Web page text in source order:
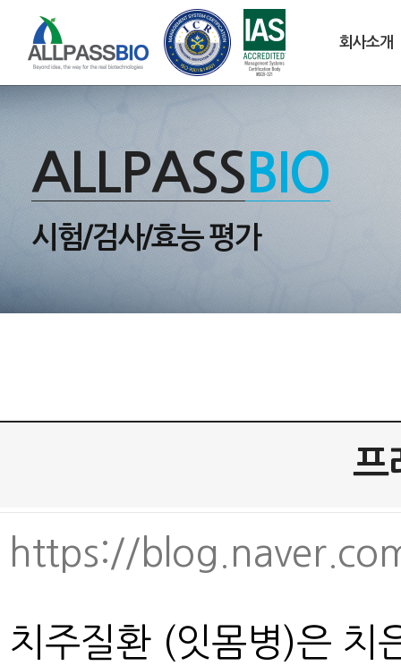
회사소개
ALLPASS BIO
시험/검사/효능 평가
프
https://
치주질환 (잇몸병)은 치